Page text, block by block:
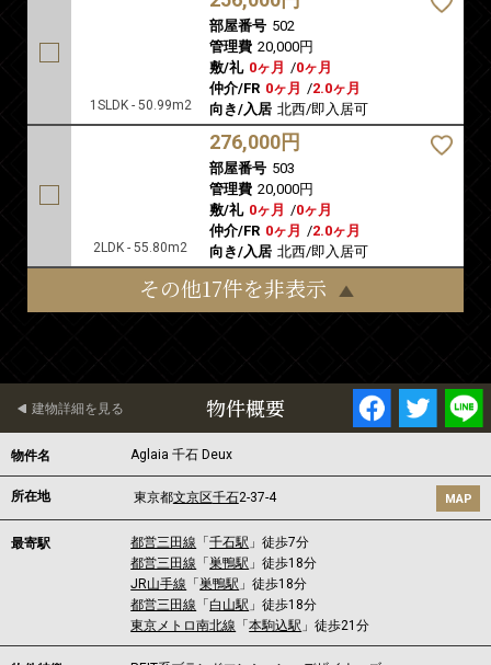
1SLDK - 50.99m2
部屋番号 502
管理費 20,000円
敷/礼 0ヶ月 /0ヶ月
仲介/FR 0ヶ月 /2.0ヶ月
向き/入居 北西/即入居可
2LDK - 55.80m2
276,000円
部屋番号 503
管理費 20,000円
敷/礼 0ヶ月 /0ヶ月
仲介/FR 0ヶ月 /2.0ヶ月
向き/入居 北西/即入居可
その他17件を非表示
物件概要
建物詳細を見る
物件名 Aglaia 千石 Deux
所在地 東京都文京区千石2-37-4 MAP
最寄駅 都営三田線 「千石駅 」徒歩7分
都営三田線 「巣鴨駅 」徒歩18分
JR山手線 「巣鴨駅 」徒歩18分
都営三田線 「 白山駅 」徒歩18分
東京メトロ南北線 「本駒込駅 」徒歩21分